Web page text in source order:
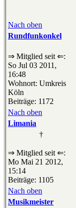
Nach oben
Rundfunkonkel
⇒ Mitglied seit ⇐:
So Jul 03 2011,
16:48
Wohnort: Umkreis
Köln
Beiträge: 1172
Nach oben
Limania
†
⇒ Mitglied seit ⇐:
Mo Mai 21 2012,
15:14
Beiträge: 1105
Nach oben
Musikmeister